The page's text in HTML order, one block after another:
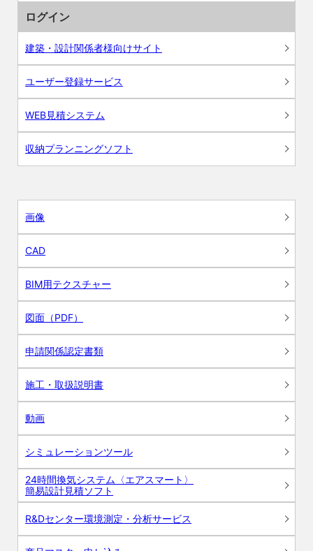
ログイン
建築・設計関係者様向けサイト
ユーザー登録サービス
WEB見積システム
収納プランニングソフト
画像
CAD
BIM用テクスチャー
図面（PDF）
申請関係認定書類
施工・取扱説明書
動画
シミュレーションツール
24時間換気システム〈エアスマート〉
簡易設計見積ソフト
R&Dセンター環境測定・分析サービス